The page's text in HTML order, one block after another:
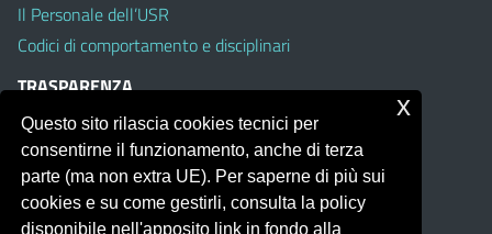
Il Personale dell’USR
Codici di comportamento e disciplinari
TRASPARENZA
Albo on line
Amministrazione Trasparente
Pubblici proclami
PTPCT per le Istituzioni scolastiche della Sicilia
Questo sito rilascia cookies tecnici per
consentirne il funzionamento, anche di terza
parte (ma non extra UE). Per saperne di più sui
cookies e su come gestirli, consulta la policy
disponibile nell'apposito link in fondo alla
x